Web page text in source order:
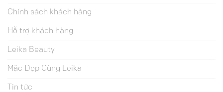
Chính sách khách hàng
Hỗ trợ khách hàng
Leika Beauty
Mặc Đẹp Cùng Leika
Tin tức